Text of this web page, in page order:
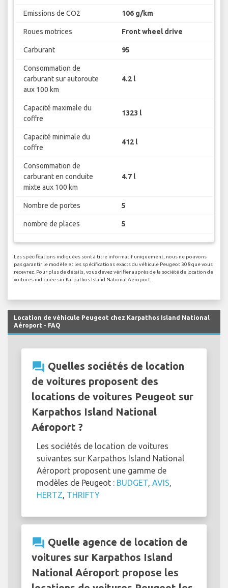
Emissions de CO2 106 g/km
Roues motrices Front wheel drive
Carburant 95
Consommation de
carburant sur autoroute
aux 100 km
4.2 l
Capacité maximale du
coffre
1323 l
Capacité minimale du
coffre
412 l
Consommation de
carburant en conduite
mixte aux 100 km
4.7 l
Nombre de portes 5
nombre de places 5
Les spécifications indiquées sont à titre informatif uniquement, nous ne pouvons
pas garantir le modèle et les spécifications exacts du véhicule Peugeot 308 que vous
recevrez. Pour plus de détails, vous devez vérifier auprès de la société de location de
voitures indiquée sur Karpathos Island National Aéroport.
Location de véhicule Peugeot chez Karpathos Island National
Aéroport - FAQ
question_answer Quelles sociétés de location
de voitures proposent des
locations de voitures Peugeot sur
Karpathos Island National
Aéroport ?
Les sociétés de location de voitures
suivantes sur Karpathos Island National
Aéroport proposent une gamme de
modèles de Peugeot : BUDGET, AVIS,
HERTZ, THRIFTY
question_answer Quelle agence de location de
voitures sur Karpathos Island
National Aéroport propose les